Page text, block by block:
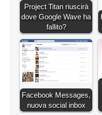
Project Titan riuscirà
dove Google Wave ha
fallito?
Facebook Messages,
nuova social inbox